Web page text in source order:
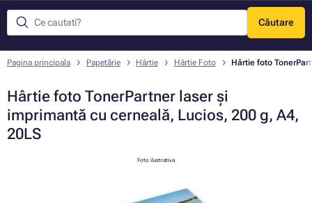
Căutare
Meniu
Pagina principala Papetărie Hârtie Hârtie Foto Hârtie foto
Hârtie foto TonerPartner laser și
imprimantă cu cerneală, Lucios, 200 g, A4,
20LS
Foto ilustrativa